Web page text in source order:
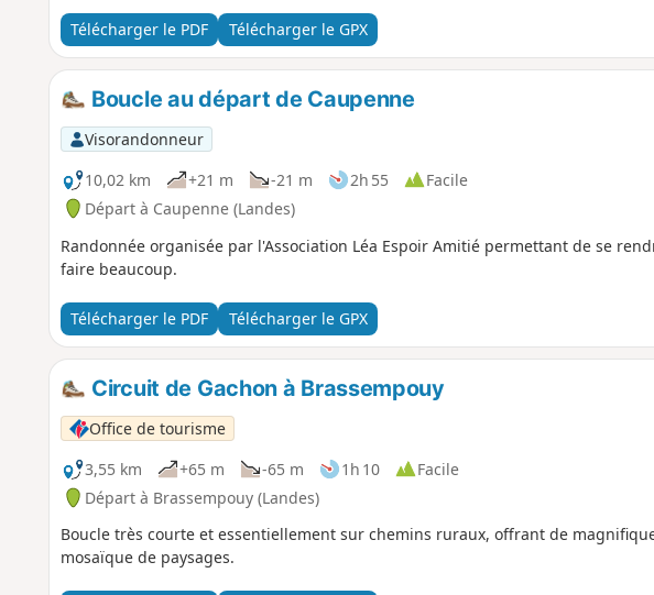
Télécharger le PDF Télécharger le GPX
Boucle au départ de Caupenne
Visorandonneur
10,02 km
+21 m -21 m 2h 55
Facile
Départ à Caupenne (Landes)
Randonnée organisée par l'Association Léa Espoir Amitié permettant de se
faire beaucoup.
Télécharger le PDF Télécharger le GPX
Circuit de Gachon à Brassempouy
Office de tourisme
3,55 km
+65 m -65 m 1h 10
Facile
Départ à Brassempouy (Landes)
Boucle très courte et essentiellement sur chemins ruraux, offrant de
mosaïque de paysages.